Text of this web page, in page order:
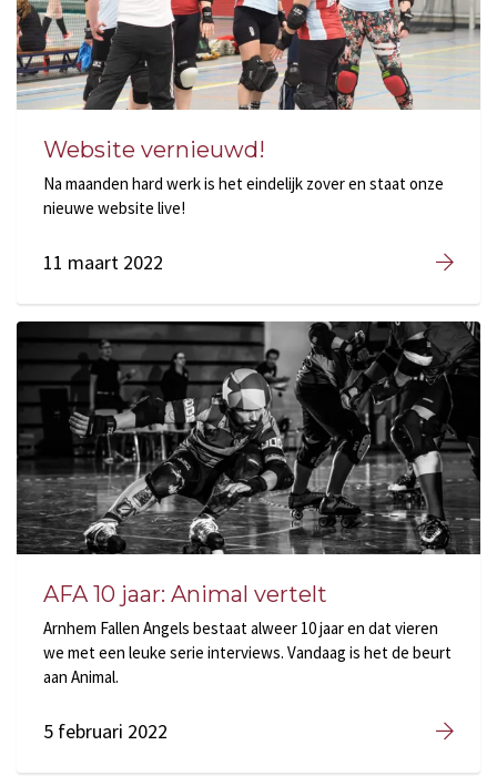
Website vernieuwd!
Na maanden hard werk is het eindelijk zover en staat onze
nieuwe website live!
11 maart 2022
AFA 10 jaar: Animal vertelt
Arnhem Fallen Angels bestaat alweer 10 jaar en dat vieren
we met een leuke serie interviews. Vandaag is het de beurt
aan Animal.
5 februari 2022